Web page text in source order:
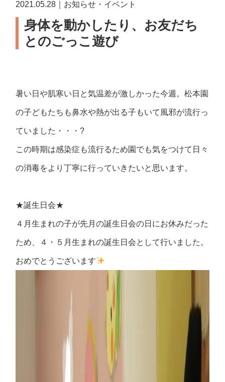
2021.05.28｜お知らせ・イベント
身体を動かしたり、お友だち
とのごっこ遊び
暑い日や肌寒い日と気温差が激しかった今週。松本園
の子どもたちも鼻水や熱が出る子もいて風邪が流行っ
ていました・・・?
この時期は感染症も流行るため園でも気をつけて日々
の消毒をより丁寧に行っていきたいと思います。
★誕生日会★
４月生まれの子が先月の誕生日会の日にお休みだった
ため、４・５月生まれの誕生日会として行いました。
おめでとうございます